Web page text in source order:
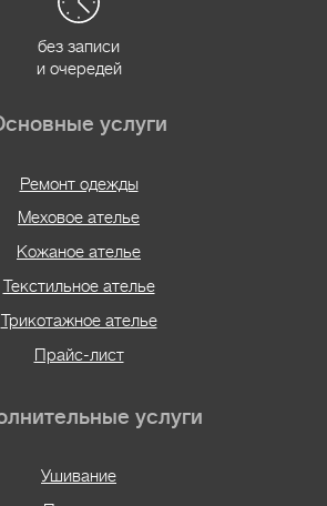
без записи
и очередей
услуги
Ремонт одежды
Меховое ателье
Кожаное ателье
Текстильное ателье
Трикотажное ателье
Прайс-лист
услуги
Ушивание